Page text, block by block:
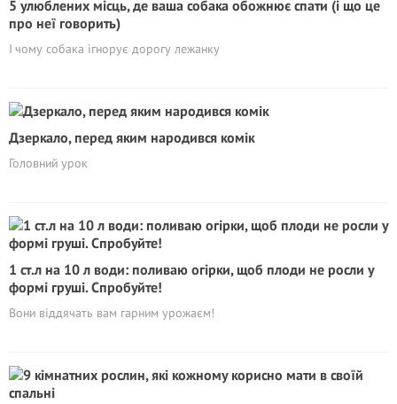
5 улюблених місць, де ваша собака обожнює спати (і що це
про неї говорить)
І чому собака ігнорує дорогу лежанку
Дзеркало, перед яким народився комік
Головний урок
1 ст.л на 10 л води: поливаю огірки, щоб плоди не росли у
формі груші. Спробуйте!
Вони віддячать вам гарним урожаєм!